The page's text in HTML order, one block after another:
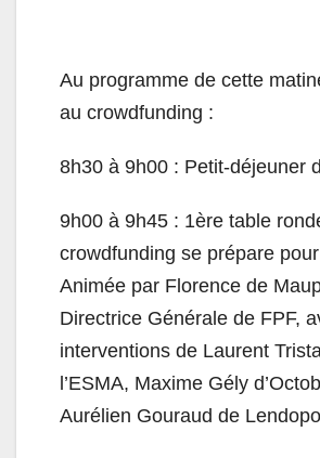
Au programme de cette
au crowdfunding :
8h30 à 9h00 : Petit-déjeuner
9h00 à 9h45 : 1ère table
crowdfunding se prépare pour
Animée par Florence de
Directrice Générale de FPF,
interventions de Laurent
l’ESMA, Maxime Gély
Aurélien Gouraud de